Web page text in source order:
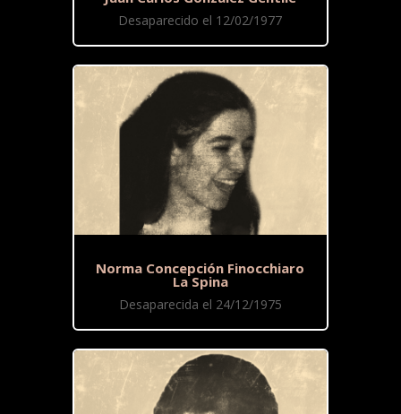
Desaparecido el 12/02/1977
Norma Concepción Finocchiaro
La Spina
Desaparecida el 24/12/1975